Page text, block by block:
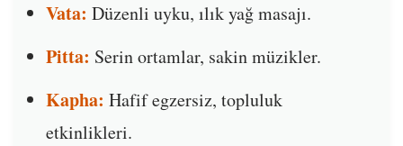
Vata: Düzenli uyku, ılık yağ masajı.
Pitta: Serin ortamlar, sakin müzikler.
Kapha: Hafif egzersiz, topluluk
etkinlikleri.